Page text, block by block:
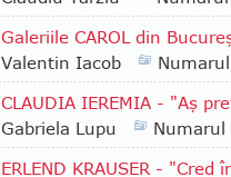
Galeriile CAROL din
Valentin Iacob
CLAUDIA IEREMIA - "Aş
Gabriela Lupu
ERLEND KRAUSER -